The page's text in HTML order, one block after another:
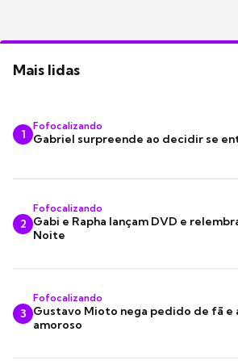
Mais lidas
1
Fofocalizando
Gabriel surpreende ao decidir se
2
Fofocalizando
Gabi e Rapha lançam DVD e
Noite
3
Fofocalizando
Gustavo Mioto nega pedido de fã e
amoroso